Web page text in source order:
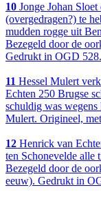
10 Jonge Johan
(overgedragen?) te
mudden rogge uit
Bezegeld door de
Gedrukt in OGD 528.
11 Hessel Mulert
Echten 250 Brugse
schuldig was
Mulert. Origineel,
12 Henrick van
ten Schonevelde alle
Bezegeld door de
eeuw). Gedrukt in